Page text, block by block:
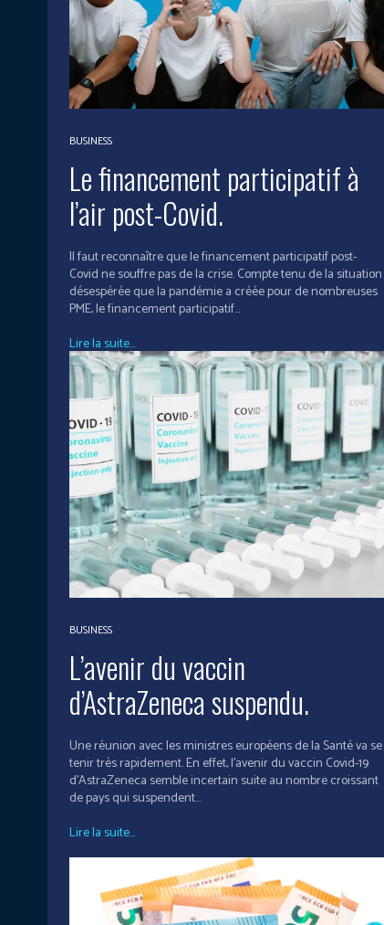
BUSINESS
Le financement participatif à
l’air post-Covid.
Il faut reconnaître que le financement participatif post-
Covid ne souffre pas de la crise. Compte tenu de la situation
désespérée que la pandémie a créée pour de nombreuses
PME, le financement participatif...
Lire la suite...
BUSINESS
L’avenir du vaccin
d’AstraZeneca suspendu.
Une réunion avec les ministres européens de la Santé va se
tenir très rapidement. En effet, l'avenir du vaccin Covid-19
d'AstraZeneca semble incertain suite au nombre croissant
de pays qui suspendent...
Lire la suite...